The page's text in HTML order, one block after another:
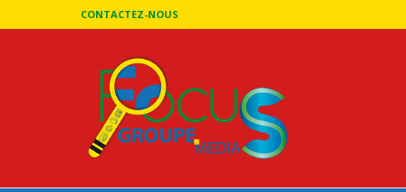
CONTACTEZ-NOUS